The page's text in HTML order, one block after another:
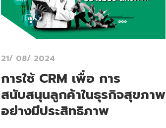
21/ 08/ 2024
การใช้ CRM เพื่อ การ
สนับสนุนลูกค้าในธุรกิจสุขภาพ
อย่างมีประสิทธิภาพ